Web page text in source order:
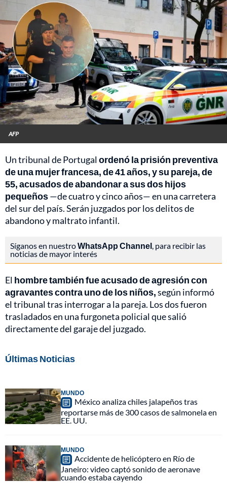
AFP
Un tribunal de Portugalordenó la prisión preventiva
de una mujer francesa, de 41 años, y su pareja, de
55, acusados de abandonar a sus dos hijos
pequeños—de cuatro y cinco años— en una carretera
del sur del país. Serán juzgados por los delitos de
abandono y maltrato infantil.
Síganos en nuestroWhatsApp Channel, para recibir las
noticias de mayor interés
El hombre también fue acusado de agresión con
agravantes contra uno de los niños,según informó
el tribunal tras interrogar a la pareja. Los dos fueron
trasladados en una furgoneta policial que salió
directamente del garaje del juzgado.
Últimas Noticias
MUNDO
México analiza chiles jalapeños tras
reportarse más de 300 casos de salmonela en
EE. UU.
MUNDO
Accidente de helicóptero en Río de
Janeiro: video captó sonido de aeronave
cuando estaba cayendo